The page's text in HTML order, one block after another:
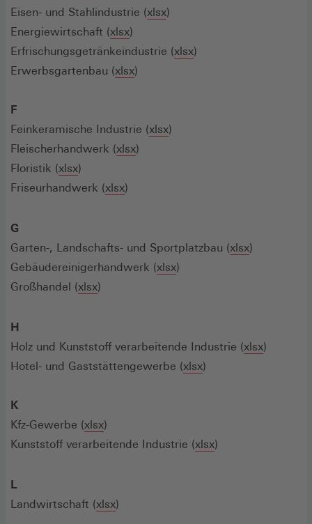
Eisen- und Stahlindustrie (xlsx)
Energiewirtschaft (xlsx)
Erfrischungsgetränkeindustrie (xlsx)
Erwerbsgartenbau (xlsx)
F
Feinkeramische Industrie (xlsx)
Fleischerhandwerk (xlsx)
Floristik (xlsx)
Friseurhandwerk (xlsx)
G
Garten-, Landschafts- und Sportplatzbau (xlsx)
Gebäudereinigerhandwerk (xlsx)
Großhandel (xlsx)
H
Holz und Kunststoff verarbeitende Industrie (xlsx)
Hotel- und Gaststättengewerbe (xlsx)
K
Kfz-Gewerbe (xlsx)
Kunststoff verarbeitende Industrie (xlsx)
L
Landwirtschaft (xlsx)